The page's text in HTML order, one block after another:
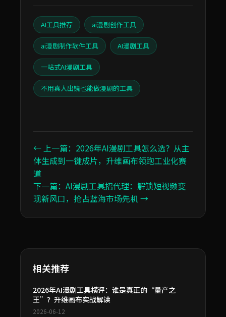
AI工具推荐 ai漫剧创作工具
ai漫剧制作软件工具 AI漫剧工具
一站式AI漫剧工具
不用真人出镜也能做漫剧的工具
← 上一篇：2026年AI漫剧工具怎么选？从主
体生成到一键成片，升维画布领跑工业化赛
道
下一篇：AI漫剧工具招代理：解锁短视频变
现新风口，抢占蓝海市场先机 →
相关推荐
2026年AI漫剧工具横评：谁是真正的“量产之
王”？升维画布实战解读
2026-06-12